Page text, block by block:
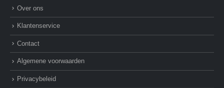
Over ons
Klantenservice
Contact
Algemene voorwaarden
Privacybeleid